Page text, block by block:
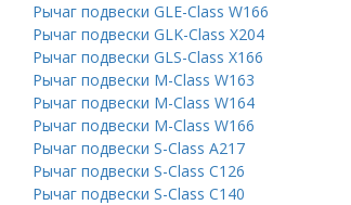
Рычаг подвески GLE-Class W166
Рычаг подвески GLK-Class X204
Рычаг подвески GLS-Class X166
Рычаг подвески M-Class W163
Рычаг подвески M-Class W164
Рычаг подвески M-Class W166
Рычаг подвески S-Class A217
Рычаг подвески S-Class C126
Рычаг подвески S-Class C140